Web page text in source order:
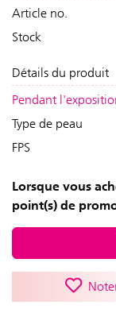
Article no.
Stock
Détails du produit
Pendant
Type de peau
FPS
Lorsque vous
point(s) de